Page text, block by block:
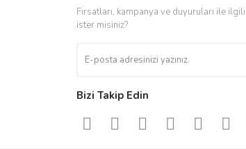
Fırsatları, kampanya ve duyuruları ile
ister misiniz?
Bizi Takip Edin